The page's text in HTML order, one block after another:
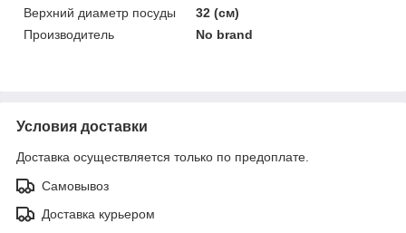
Верхний диаметр посуды
32 (см)
Производитель
No brand
Условия доставки
Доставка осуществляется только по предоплате.
Самовывоз
Доставка курьером